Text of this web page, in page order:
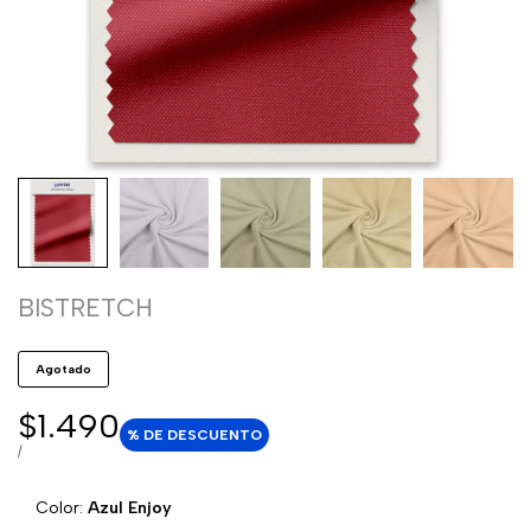
BISTRETCH
Agotado
Precio
de
venta
$1.490
PRECIO
/POR
% DE DESCUENTO
Color: Azul Enjoy